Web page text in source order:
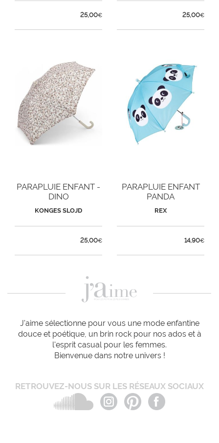
25,00€ 25,00€
PARAPLUIE ENFANT -
DINO
KONGES SLOJD
25,00€
PARAPLUIE ENFANT
PANDA
REX
14,90€
J'aime sélectionne pour vous une mode enfantine
douce et poétique, un brin rock pour nos ados et à
l'esprit casual pour les femmes.
Bienvenue dans notre univers !
RETROUVEZ-NOUS SUR LES RÉSEAUX SOCIAUX